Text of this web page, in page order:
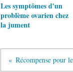
Les symptômes d'un
problème ovarien chez
la jument
Récompense pour